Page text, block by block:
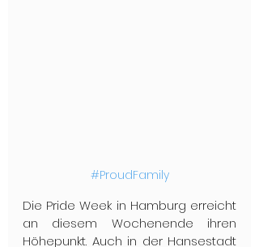
#ProudFamily
Die Pride Week in Hamburg erreicht
an diesem Wochenende ihren
Höhepunkt. Auch in der Hansestadt